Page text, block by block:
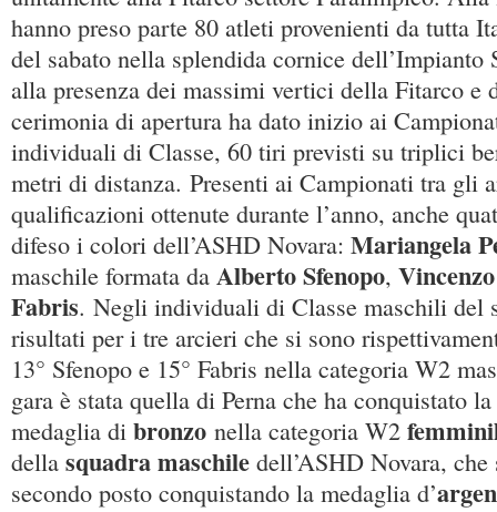
hanno preso parte 80 atleti provenienti da tutta
del sabato nella splendida cornice dell’Impianto
alla presenza dei massimi vertici della Fitarco e
cerimonia di apertura ha dato inizio ai
individuali di Classe, 60 tiri previsti su triplici
metri di distanza. Presenti ai Campionati tra gli
qualificazioni ottenute durante l’anno, anche
difeso i colori dell’ASHD Novara: Mariangela
maschile formata da Alberto Sfenopo,
Fabris. Negli individuali di Classe maschili del
risultati per i tre arcieri che si sono
13° Sfenopo e 15° Fabris nella categoria W2
gara è stata quella di Perna che ha conquistato
medaglia di bronzo nella categoria W2
della squadra maschile dell’ASHD Novara,
secondo posto conquistando la medaglia d’